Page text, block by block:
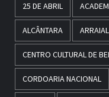
25 DE ABRIL
ALCÂNTARA ARRAIAL
CENTRO CULTURAL DE
CORDOARIA NACIONAL